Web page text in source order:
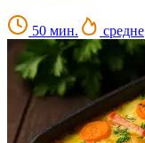
50 мин. средне